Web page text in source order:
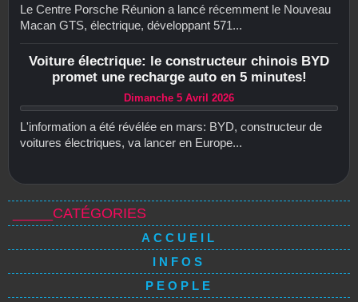
Le Centre Porsche Réunion a lancé récemment le Nouveau
Macan GTS, électrique, développant 571...
Voiture électrique: le constructeur chinois BYD
promet une recharge auto en 5 minutes!
Dimanche 5 Avril 2026
L'information a été révélée en mars: BYD, constructeur de
voitures électriques, va lancer en Europe...
_____CATÉGORIES
ACCUEIL
INFOS
PEOPLE